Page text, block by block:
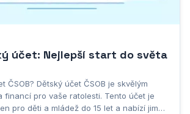
účet: Nejlepší start do světa
ČSOB? Dětský účet ČSOB je skvělým
financí pro vaše ratolesti. Tento účet je
pro děti a mládež do 15 let a nabízí jim